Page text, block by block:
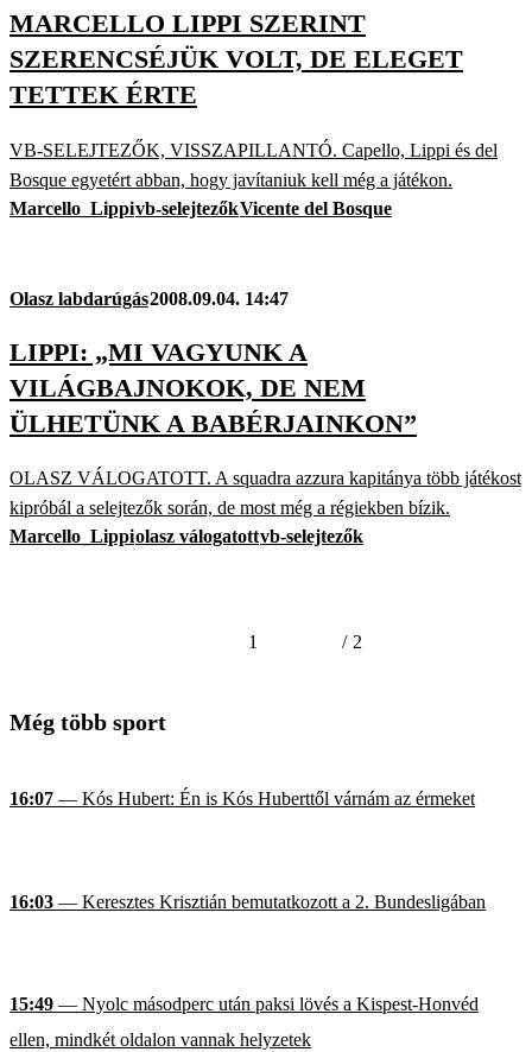
MARCELLO LIPPI SZERINT
SZERENCSÉJÜK VOLT, DE ELEGET
TETTEK ÉRTE
VB-SELEJTEZŐK, VISSZAPILLANTÓ. Capello, Lippi és del
Bosque egyetért abban, hogy javítaniuk kell még a játékon.
Marcello_Lippivb-selejtezőkVicente del Bosque
Olasz labdarúgás2008.09.04. 14:47
LIPPI: „MI VAGYUNK A
VILÁGBAJNOKOK, DE NEM
ÜLHETÜNK A BABÉRJAINKON”
OLASZ VÁLOGATOTT. A squadra azzura kapitánya több játékost
kipróbál a selejtezők során, de most még a régiekben bízik.
Marcello_Lippiolasz válogatottvb-selejtezők
1 / 2
Még több sport
16:07 — Kós Hubert: Én is Kós Huberttől várnám az érmeket
16:03 — Keresztes Krisztián bemutatkozott a 2. Bundesligában
15:49 — Nyolc másodperc után paksi lövés a Kispest-Honvéd
ellen, mindkét oldalon vannak helyzetek